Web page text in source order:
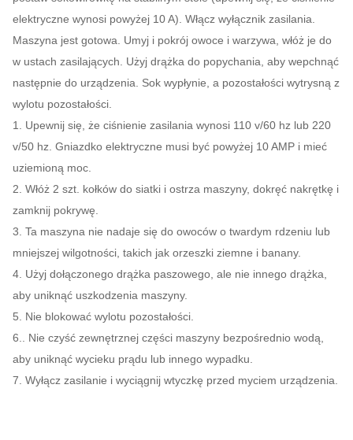
elektryczne wynosi powyżej 10 A). Włącz wyłącznik zasilania.
Maszyna jest gotowa. Umyj i pokrój owoce i warzywa, włóż je do
w ustach zasilających. Użyj drążka do popychania, aby wepchnąć
następnie do urządzenia. Sok wypłynie, a pozostałości wytrysną z
wylotu pozostałości.
1. Upewnij się, że ciśnienie zasilania wynosi 110 v/60 hz lub 220
v/50 hz. Gniazdko elektryczne musi być powyżej 10 AMP i mieć
uziemioną moc.
2. Włóż 2 szt. kołków do siatki i ostrza maszyny, dokręć nakrętkę i
zamknij pokrywę.
3. Ta maszyna nie nadaje się do owoców o twardym rdzeniu lub
mniejszej wilgotności, takich jak orzeszki ziemne i banany.
4. Użyj dołączonego drążka paszowego, ale nie innego drążka,
aby uniknąć uszkodzenia maszyny.
5. Nie blokować wylotu pozostałości.
6.. Nie czyść zewnętrznej części maszyny bezpośrednio wodą,
aby uniknąć wycieku prądu lub innego wypadku.
7. Wyłącz zasilanie i wyciągnij wtyczkę przed myciem urządzenia.